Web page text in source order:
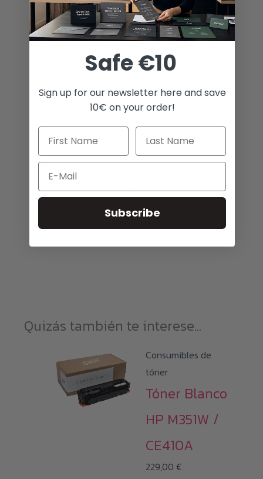
Impresionante servicio al cliente
Quizás también te interese...
Consumibles de
tóner
Tóner Blanco
HP M351W /
CE410A
229,00 €
Safe €10
Sign up for our newsletter here and save
10€ on your order!
Email
Subscribe